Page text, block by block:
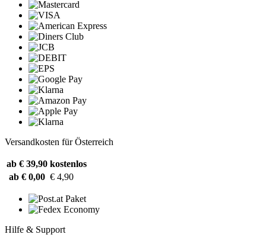
Versandkosten für Österreich
ab € 39,90 kostenlos
ab € 0,00 € 4,90
Hilfe & Support